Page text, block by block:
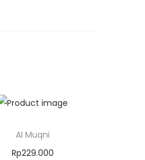
Al Muqni
Rp229.000